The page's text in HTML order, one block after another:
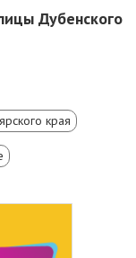
Дубенского
края